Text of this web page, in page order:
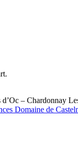
d’Oc – Chardonnay